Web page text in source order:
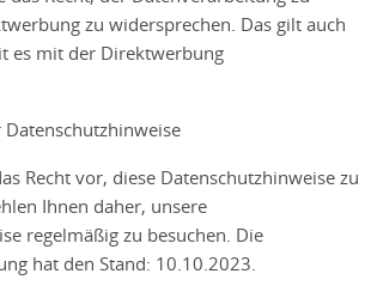
zu widersprechen. Das gilt auch
es mit der Direktwerbung
Recht vor, diese Datenschutzhinweise zu
Ihnen daher, unsere
regelmäßig zu besuchen. Die
hat den Stand: 10.10.2023.